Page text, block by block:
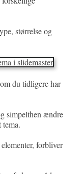
størrelse og
du tidligere har
simpelthen ændre
tema.
forbliver